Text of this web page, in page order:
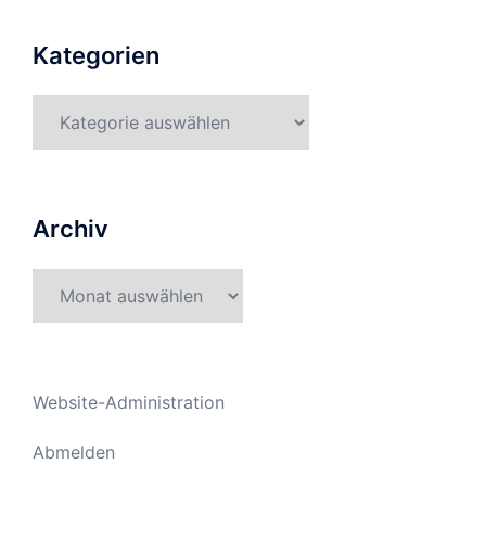
Kategorien
Archiv
Website-Administration
Abmelden